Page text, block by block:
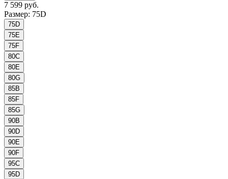
7 599 руб.
Размер: 75D
75D
75E
75F
80C
80E
80G
85B
85F
85G
90B
90D
90E
90F
95C
95D